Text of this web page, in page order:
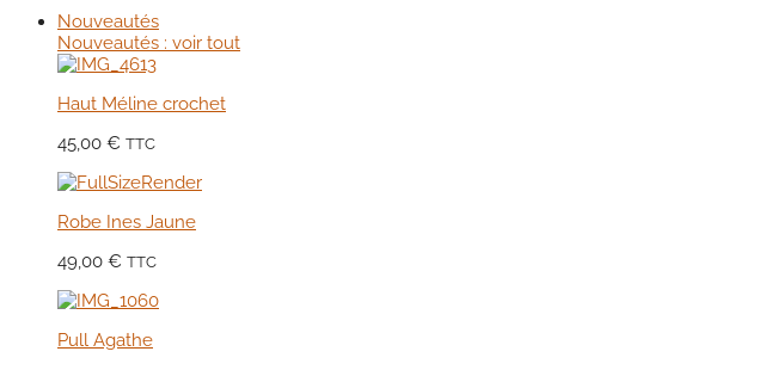
Nouveautés
Nouveautés : voir tout
Haut Méline crochet
45,00 € TTC
Robe Ines Jaune
49,00 € TTC
Pull Agathe